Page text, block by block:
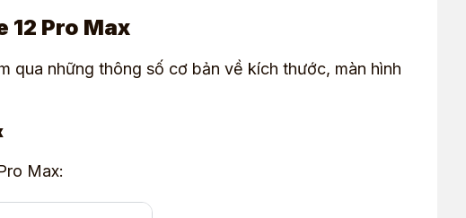
12 Pro Max
qua những thông số cơ bản về kích thước, màn hình
Max: